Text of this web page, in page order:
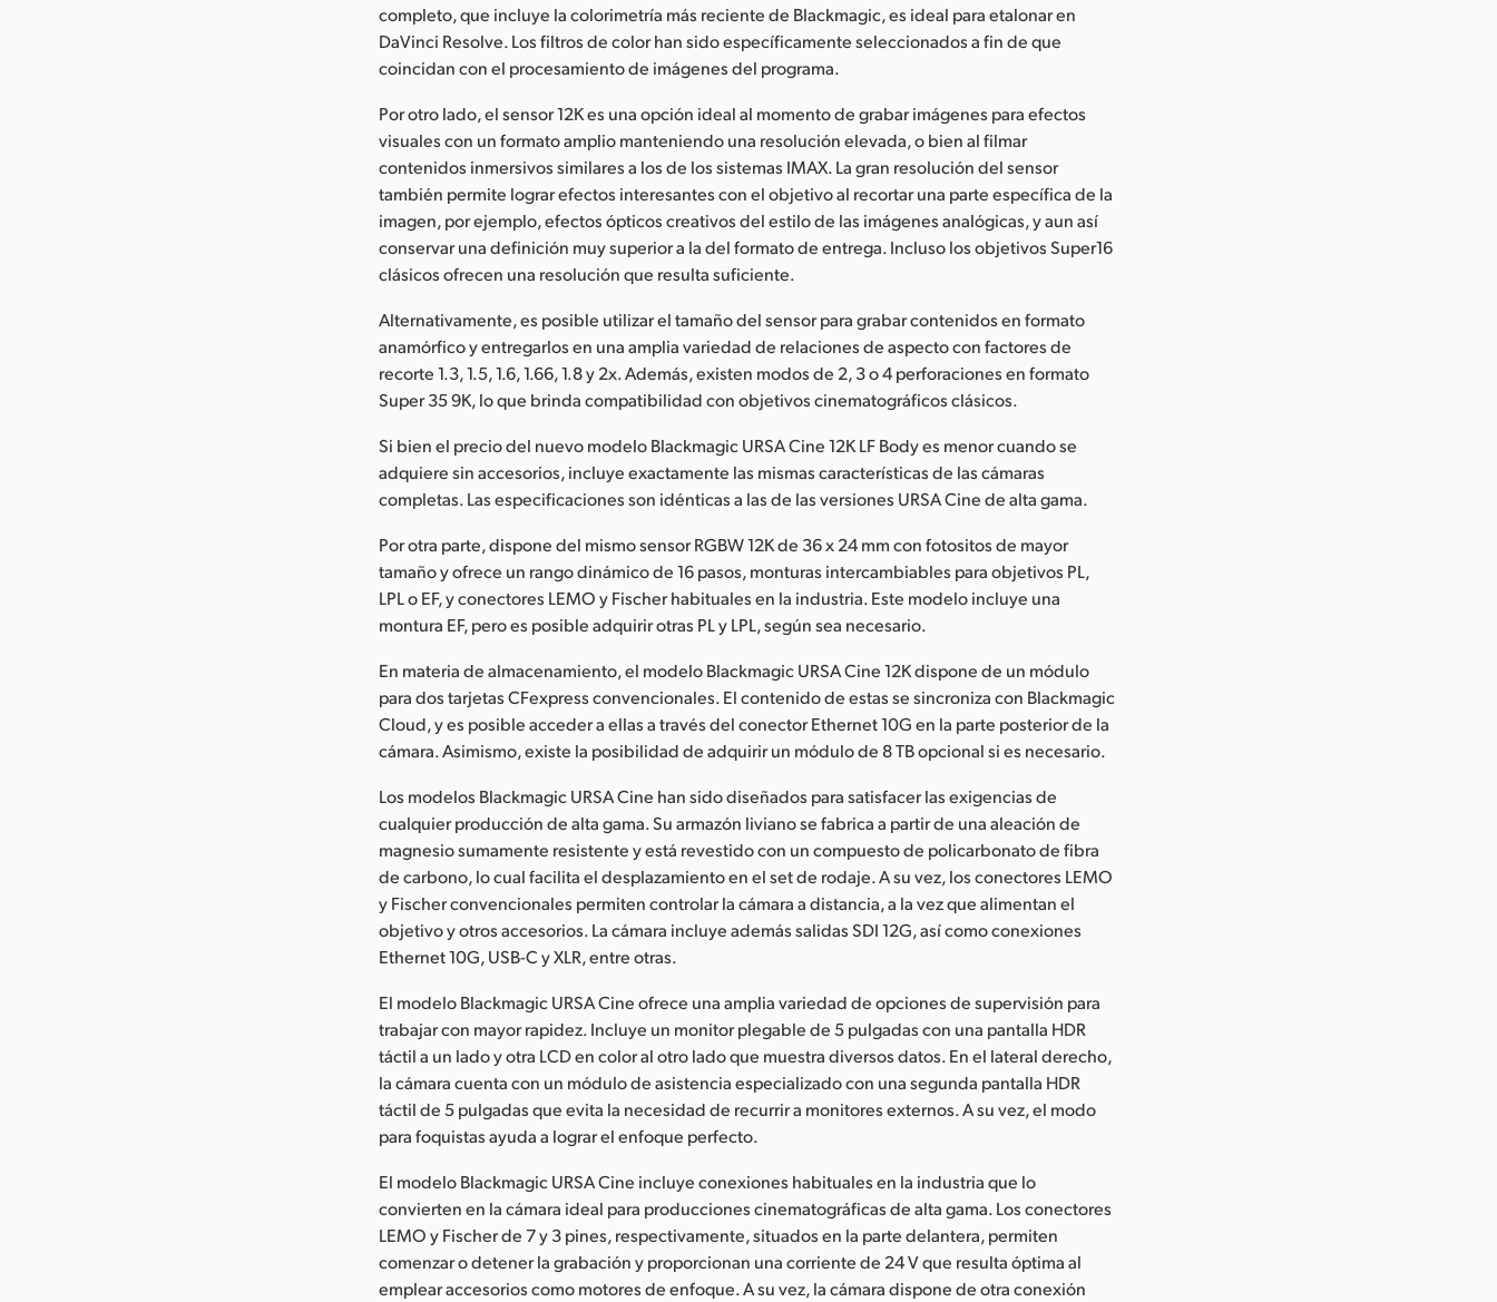
completo, que incluye la colorimetría más reciente de Blackmagic, es ideal para etalonar en
DaVinci Resolve. Los filtros de color han sido específicamente seleccionados a fin de que
coincidan con el procesamiento de imágenes del programa.
Por otro lado, el sensor 12K es una opción ideal al momento de grabar imágenes para efectos
visuales con un formato amplio manteniendo una resolución elevada, o bien al filmar
contenidos inmersivos similares a los de los sistemas IMAX. La gran resolución del sensor
también permite lograr efectos interesantes con el objetivo al recortar una parte específica de la
imagen, por ejemplo, efectos ópticos creativos del estilo de las imágenes analógicas, y aun así
conservar una definición muy superior a la del formato de entrega. Incluso los objetivos Super16
clásicos ofrecen una resolución que resulta suficiente.
Alternativamente, es posible utilizar el tamaño del sensor para grabar contenidos en formato
anamórfico y entregarlos en una amplia variedad de relaciones de aspecto con factores de
recorte 1.3, 1.5, 1.6, 1.66, 1.8 y 2x. Además, existen modos de 2, 3 o 4 perforaciones en formato
Super 35 9K, lo que brinda compatibilidad con objetivos cinematográficos clásicos.
Si bien el precio del nuevo modelo Blackmagic URSA Cine 12K LF Body es menor cuando se
adquiere sin accesorios, incluye exactamente las mismas características de las cámaras
completas. Las especificaciones son idénticas a las de las versiones URSA Cine de alta gama.
Por otra parte, dispone del mismo sensor RGBW 12K de 36 x 24 mm con fotositos de mayor
tamaño y ofrece un rango dinámico de 16 pasos, monturas intercambiables para objetivos PL,
LPL o EF, y conectores LEMO y Fischer habituales en la industria. Este modelo incluye una
montura EF, pero es posible adquirir otras PL y LPL, según sea necesario.
En materia de almacenamiento, el modelo Blackmagic URSA Cine 12K dispone de un módulo
para dos tarjetas CFexpress convencionales. El contenido de estas se sincroniza con Blackmagic
Cloud, y es posible acceder a ellas a través del conector Ethernet 10G en la parte posterior de la
cámara. Asimismo, existe la posibilidad de adquirir un módulo de 8 TB opcional si es necesario.
Los modelos Blackmagic URSA Cine han sido diseñados para satisfacer las exigencias de
cualquier producción de alta gama. Su armazón liviano se fabrica a partir de una aleación de
magnesio sumamente resistente y está revestido con un compuesto de policarbonato de fibra
de carbono, lo cual facilita el desplazamiento en el set de rodaje. A su vez, los conectores LEMO
y Fischer convencionales permiten controlar la cámara a distancia, a la vez que alimentan el
objetivo y otros accesorios. La cámara incluye además salidas SDI 12G, así como conexiones
Ethernet 10G, USB-C y XLR, entre otras.
El modelo Blackmagic URSA Cine ofrece una amplia variedad de opciones de supervisión para
trabajar con mayor rapidez. Incluye un monitor plegable de 5 pulgadas con una pantalla HDR
táctil a un lado y otra LCD en color al otro lado que muestra diversos datos. En el lateral derecho,
la cámara cuenta con un módulo de asistencia especializado con una segunda pantalla HDR
táctil de 5 pulgadas que evita la necesidad de recurrir a monitores externos. A su vez, el modo
para foquistas ayuda a lograr el enfoque perfecto.
El modelo Blackmagic URSA Cine incluye conexiones habituales en la industria que lo
convierten en la cámara ideal para producciones cinematográficas de alta gama. Los conectores
LEMO y Fischer de 7 y 3 pines, respectivamente, situados en la parte delantera, permiten
comenzar o detener la grabación y proporcionan una corriente de 24 V que resulta óptima al
emplear accesorios como motores de enfoque. A su vez, la cámara dispone de otra conexión